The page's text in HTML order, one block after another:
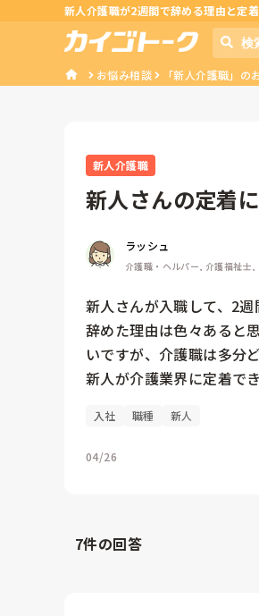
新人介護職が2週間で辞める理由と定
お悩み相談 「新人介護職」の
新人介護職
新人さんの定着
ラッシュ
介護職・ヘルパー, 介護福祉士
新人さんが入職して、2週
辞めた理由は色々あると
いですが、介護職は多分
新人が介護業界に定着で
入社 職種 新人
04/26
7件の回答